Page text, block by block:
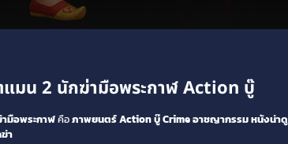
มน 2 นักฆ่ามือพระกาฬ Action บู๊
มือพระกาฬคือภาพยนตร์ Action บู๊Crime อาชญากรรมหนังน่าดู
า